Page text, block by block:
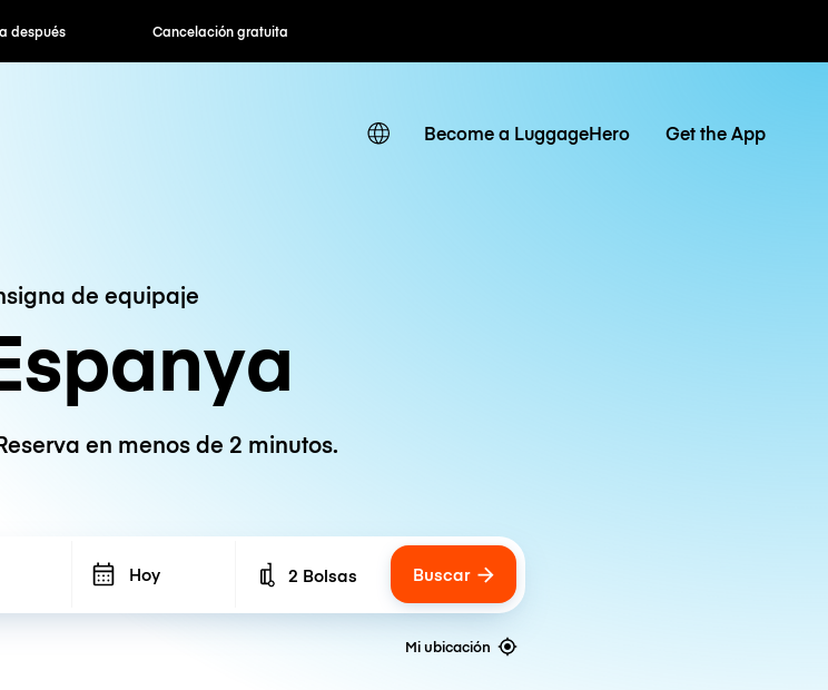
Cancelación gratuita Tarifas por hora / día
Become a LuggageHero Get the App
de equipaje
en menos de 2 minutos.
Hoy Number of bags
2 Bolsas Buscar
Mi ubicación